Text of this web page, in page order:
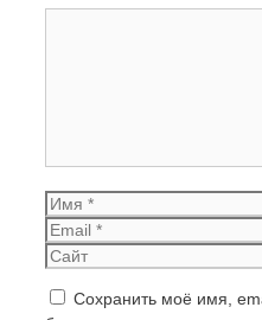
Имя
Сохранить моё имя,